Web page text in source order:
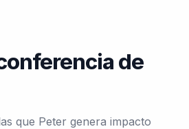
de
que Peter genera impacto